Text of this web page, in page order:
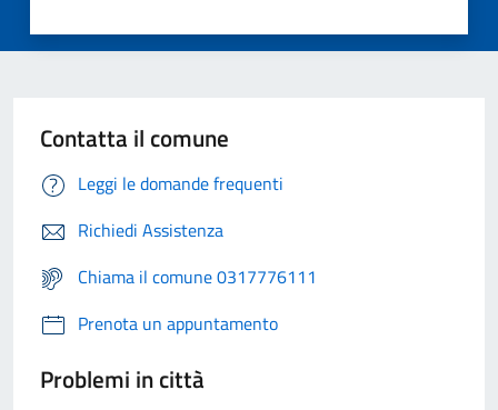
Contatta il comune
Leggi le domande frequenti
Richiedi Assistenza
Chiama il comune 0317776111
Prenota un appuntamento
Problemi in città